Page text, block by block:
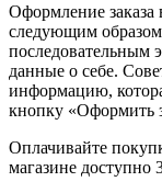
Оформление заказа
следующим
последовательным
данные о себе.
информацию,
кнопку «Оформить
Оплачивайте
магазине доступно